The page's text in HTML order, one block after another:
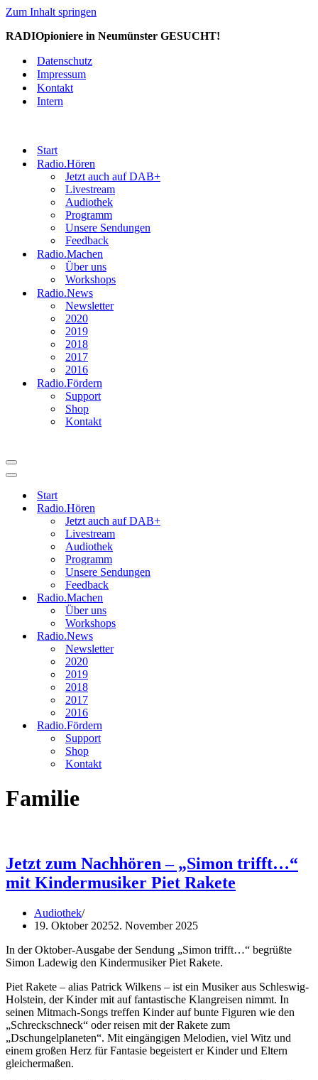
Zum Inhalt springen
RADIOpioniere in Neumünster GESUCHT!
Datenschutz
Impressum
Kontakt
Intern
Start
Radio.Hören
Jetzt auch auf DAB+
Livestream
Audiothek
Programm
Unsere Sendungen
Feedback
Radio.Machen
Über uns
Workshops
Radio.News
Newsletter
2020
2019
2018
2017
2016
Radio.Fördern
Support
Shop
Kontakt
Navigationsmenü
Navigationsmenü
Start
Radio.Hören
Jetzt auch auf DAB+
Livestream
Audiothek
Programm
Unsere Sendungen
Feedback
Radio.Machen
Über uns
Workshops
Radio.News
Newsletter
2020
2019
2018
2017
2016
Radio.Fördern
Support
Shop
Kontakt
Familie
Jetzt zum Nachhören – „Simon trifft…“
mit Kindermusiker Piet Rakete
Audiothek
19. Oktober 20252. November 2025
In der Oktober-Ausgabe der Sendung „Simon trifft…“ begrüßte
Simon Ladewig den Kindermusiker Piet Rakete.
Piet Rakete – alias Patrick Wilkens – ist ein Musiker aus Schleswig-
Holstein, der Kinder mit auf fantastische Klangreisen nimmt. In
seinen Mitmach-Songs treffen Kinder auf bunte Figuren wie den
„Schreckschneck“ oder reisen mit der Rakete zum
„Dschungelplaneten“. Mit eingängigen Melodien, viel Witz und
einem großen Herz für Fantasie begeistert er Kinder und Eltern
gleichermaßen.